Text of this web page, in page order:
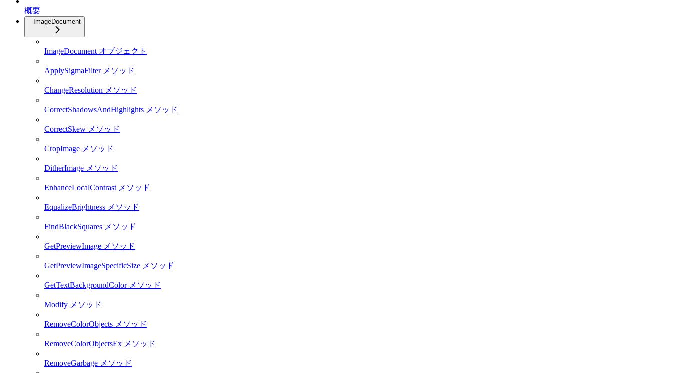
概要
ImageDocument
ImageDocument オブジェクト
ApplySigmaFilter メソッド
ChangeResolution メソッド
CorrectShadowsAndHighlights メソッド
CorrectSkew メソッド
CropImage メソッド
DitherImage メソッド
EnhanceLocalContrast メソッド
EqualizeBrightness メソッド
FindBlackSquares メソッド
GetPreviewImage メソッド
GetPreviewImageSpecificSize メソッド
GetTextBackgroundColor メソッド
Modify メソッド
RemoveColorObjects メソッド
RemoveColorObjectsEx メソッド
RemoveGarbage メソッド